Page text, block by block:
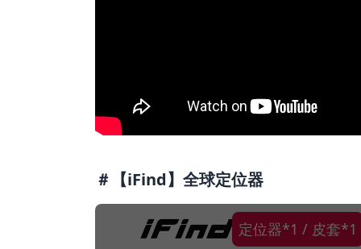
＃【iFind】全球定位器
定位器*1 / 皮套*1